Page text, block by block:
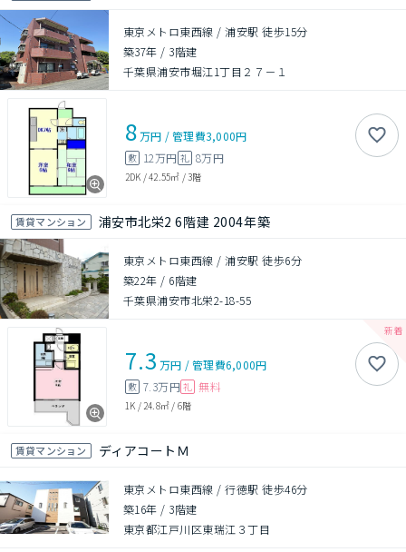
東京メトロ東西線 / 浦安駅 徒歩15分
築37年 / 3階建
千葉県浦安市堀江1丁目２７－１
8万円 /管理費3,000円
敷 12万円 礼 8万円
2DK /42.55㎡ /3階
賃貸マンション 浦安市北栄2 6階建 2004年築
東京メトロ東西線 / 浦安駅 徒歩6分
築22年 / 6階建
千葉県浦安市北栄2-18-55
7.3 万円 /管理費6,000円
敷 7.3万円 礼 無料
1K / 24.8㎡ / 6階
賃貸マンション ディアコートＭ
東京メトロ東西線 / 行徳駅 徒歩46分
築16年 / 3階建
東京都江戸川区東瑞江３丁目